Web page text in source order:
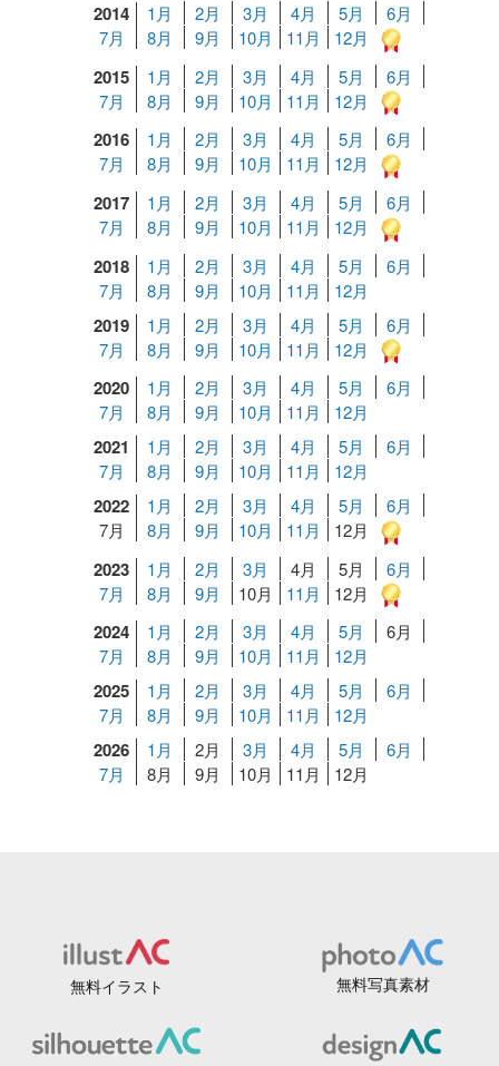
2014 1月 2月 3月 4月 5月
6月
7月
8月 9月 10月 11月 12月
2015 1月 2月 3月 4月 5月
6月
7月
8月 9月 10月 11月 12月
2016 1月 2月 3月 4月 5月
6月
7月
8月 9月 10月 11月 12月
2017 1月 2月 3月 4月 5月
6月
7月
8月 9月 10月 11月 12月
2018 1月 2月 3月 4月 5月
6月
7月
8月 9月 10月 11月 12月
2019 1月 2月 3月 4月 5月
6月
7月
8月 9月 10月 11月 12月
2020 1月 2月 3月 4月 5月
6月
7月
8月 9月 10月 11月 12月
2021 1月 2月 3月 4月 5月
6月
7月
8月 9月 10月 11月 12月
2022 1月 2月 3月 4月 5月
6月
7月
8月 9月 10月 11月 12月
2023 1月 2月 3月 4月 5月
6月
7月
8月 9月 10月 11月 12月
2024 1月 2月 3月 4月 5月
6月
7月
8月 9月 10月 11月 12月
2025 1月 2月 3月 4月 5月
6月
7月
8月 9月 10月 11月 12月
2026 1月 2月 3月 4月 5月
6月
7月
8月 9月 10月 11月 12月
無料イラスト 無料写真素材